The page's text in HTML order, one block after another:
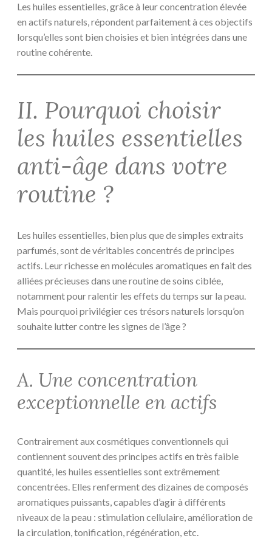
Les huiles essentielles, grâce à leur concentration élevée
en actifs naturels, répondent parfaitement à ces objectifs
lorsqu’elles sont bien choisies et bien intégrées dans une
routine cohérente.
II. Pourquoi choisir
les huiles essentielles
anti-âge dans votre
routine ?
Les huiles essentielles, bien plus que de simples extraits
parfumés, sont de véritables concentrés de principes
actifs. Leur richesse en molécules aromatiques en fait des
alliées précieuses dans une routine de soins ciblée,
notamment pour ralentir les effets du temps sur la peau.
Mais pourquoi privilégier ces trésors naturels lorsqu’on
souhaite lutter contre les signes de l’âge ?
A. Une concentration
exceptionnelle en actifs
Contrairement aux cosmétiques conventionnels qui
contiennent souvent des principes actifs en très faible
quantité, les huiles essentielles sont extrêmement
concentrées. Elles renferment des dizaines de composés
aromatiques puissants, capables d’agir à différents
niveaux de la peau : stimulation cellulaire, amélioration de
la circulation, tonification, régénération, etc.